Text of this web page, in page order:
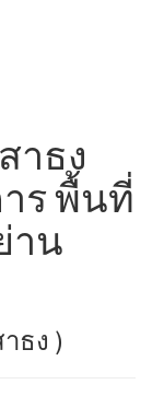
าธง
าร พื้นที่
าน
ธง )